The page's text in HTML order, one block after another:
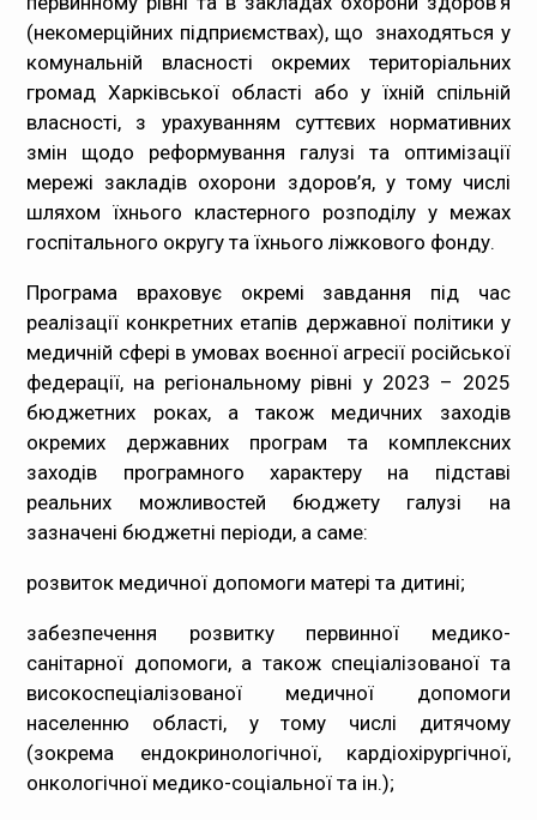
(некомерційних підприємствах), що знаходяться у
комунальній власності окремих територіальних
громад Харківської області або у їхній спільній
власності, з урахуванням суттєвих нормативних
змін щодо реформування галузі та оптимізації
мережі закладів охорони здоров’я, у тому числі
шляхом їхнього кластерного розподілу у межах
госпітального округу та їхнього ліжкового фонду.
Програма враховує окремі завдання під час
реалізації конкретних етапів державної політики у
медичній сфері в умовах воєнної агресії російської
федерації, на регіональному рівні у 2023 – 2025
бюджетних роках, а також медичних заходів
окремих державних програм та комплексних
заходів програмного характеру на підставі
реальних можливостей бюджету галузі на
зазначені бюджетні періоди, а саме:
розвиток медичної допомоги матері та дитині;
забезпечення розвитку первинної медико-
санітарної допомоги, а також спеціалізованої та
високоспеціалізованої медичної допомоги
населенню області, у тому числі дитячому
(зокрема ендокринологічної, кардіохірургічної,
онкологічної медико-соціальної та ін.);